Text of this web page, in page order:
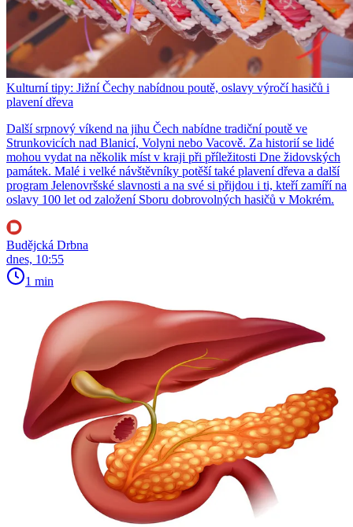
Kulturní tipy: Jižní Čechy nabídnou poutě, oslavy výročí hasičů i
plavení dřeva
Další srpnový víkend na jihu Čech nabídne tradiční poutě ve
Strunkovicích nad Blanicí, Volyni nebo Vacově. Za historií se lidé
mohou vydat na několik míst v kraji při příležitosti Dne židovských
památek. Malé i velké návštěvníky potěší také plavení dřeva a další
program Jelenovršské slavnosti a na své si přijdou i ti, kteří zamíří na
oslavy 100 let od založení Sboru dobrovolných hasičů v Mokrém.
Budějcká Drbna
dnes, 10:55
1 min